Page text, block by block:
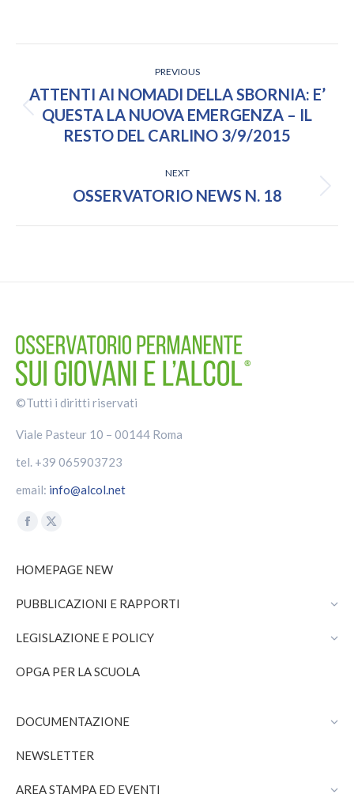
NAVIGATION
PREVIOUS
Previous
post:
ATTENTI AI NOMADI DELLA SBORNIA: E’
QUESTA LA NUOVA EMERGENZA – IL
RESTO DEL CARLINO 3/9/2015
NEXT
Next
OSSERVATORIO NEWS N. 18
©Tutti i diritti riservati
Viale Pasteur 10 – 00144 Roma
tel. +39 065903723
email: info@alcol.net
Find us on:
Facebook
opens
new
window
X
opens
new
window
HOMEPAGE NEW
PUBBLICAZIONI E RAPPORTI
LEGISLAZIONE E POLICY
OPGA PER LA SCUOLA
DOCUMENTAZIONE
NEWSLETTER
AREA STAMPA ED EVENTI